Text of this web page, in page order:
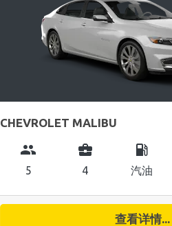
CHEVROLET MALIBU
group
5
business_center
4
local_gas_station
汽油
查看详情...